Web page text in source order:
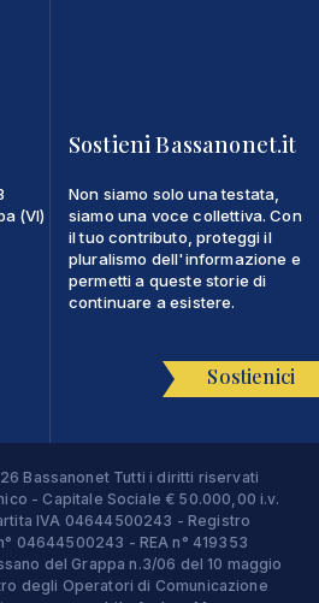
(VI)
Sostieni Bassanonet.it
Non siamo solo una testata,
siamo una voce collettiva. Con
il tuo contributo, proteggi il
pluralismo dell'informazione e
permetti a queste storie di
continuare a esistere.
Sostienici
Bassanonet Tutti i diritti riservati
- Capitale Sociale € 50.000,00 i.v.
IVA 04644500243 - Registro
04644500243 - REA n° 419353
del Grappa n.3/06 del 10 maggio
degli Operatori di Comunicazione